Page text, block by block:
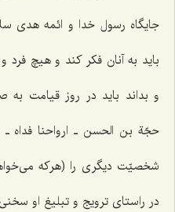
جایگاه رسول خدا و ائمه هدی
باید به آنان فکر کند و هیچ
و بداند باید در روز قیامت
حجّة بن الحسن ـ ارواحنا فداه
شخصیّت دیگری را (هرکه
در راستای ترویج و تبلیغ او سخنی